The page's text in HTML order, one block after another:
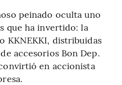
peinado oculta uno
que ha invertido: la
KKNEKKI, distribuidas
accesorios Bon Dep.
en accionista